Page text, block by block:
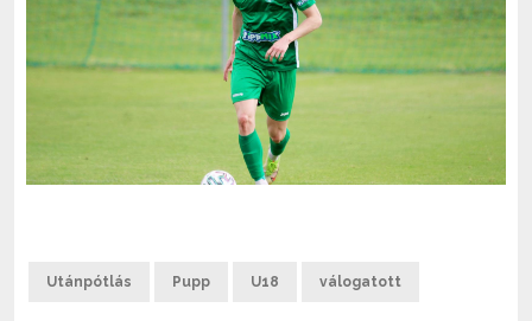
Utánpótlás Pupp U18 válogatott